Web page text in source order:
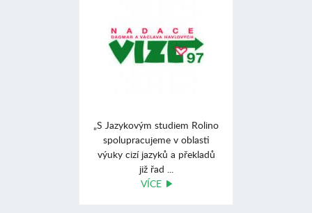
„S Jazykovým studiem Rolino
spolupracujeme v oblasti
výuky cizí jazyků a překladů
již řad ...
VÍCE